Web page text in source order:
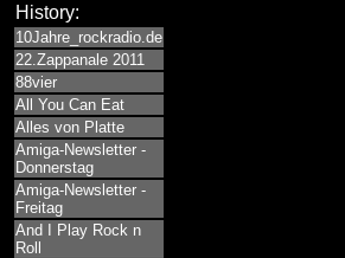
History:
10Jahre_rockradio.de
22.Zappanale 2011
88vier
All You Can Eat
Alles von Platte
Amiga-Newsletter -
Donnerstag
Amiga-Newsletter -
Freitag
And I Play Rock n
Roll